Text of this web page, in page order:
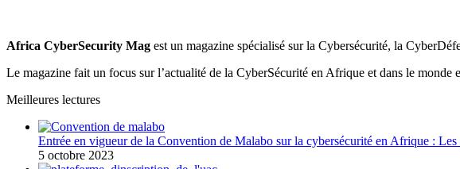
Africa CyberSecurity Mag est un magazine spécialisé sur la Cybersécurité, la
Le magazine fait un focus sur l’actualité de la CyberSécurité en Afrique et dans le
Meilleures lectures
Entrée en vigueur de la Convention de Malabo sur la cybersécurité en Afrique : Les
5 octobre 2023